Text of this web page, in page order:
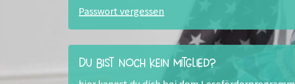
Passwort vergessen
Du bist noch kein Mitglied?